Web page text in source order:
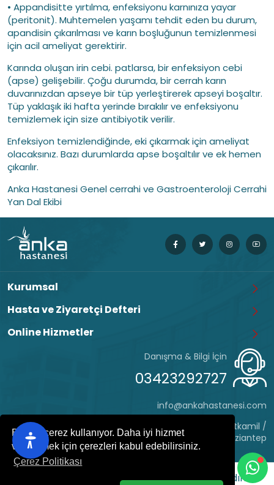
Bu site çerez kullanıyor. Daha iyi hizmet
verebilmek için çerezleri kabul edebilirsiniz.
Çerez Politikası
• Appandisitte yırtılma, enfeksiyonu karnınıza yayar
(peritonit). Muhtemelen yaşamı tehdit eden bu durum,
apandisin çıkarılması ve karın boşluğunun temizlenmesi
için acil ameliyat gerektirir.
Karında oluşan irin cebi. patlarsa, bir enfeksiyon cebi
(apse) gelişebilir. Çoğu durumda, bir cerrah karın
duvarınızdan apseye bir tüp yerleştirerek apseyi boşaltır.
Tüp yaklaşık iki hafta yerinde bırakılır ve enfeksiyonu
temizlemek için size antibiyotik verilir.
Enfeksiyon temizlendiğinde, eki çıkarmak için ameliyat
olacaksınız. Bazı durumlarda apse boşaltılır ve ek hemen
çıkarılır.
Anka Hastanesi Genel cerrahi ve Gastroenteroloji Cerrahi
Yan Dal Ekibi
Kurumsal
Hasta ve Ziyaretçi Defteri
Online Hizmetler
Danışma & Bilgi İçin
03423292727
info@ankahastanesi.com
Eyüp Sultan Mh. Hafız Tevfik Cd. No:162 Şehitkamil /
Gaziantep
© 2022 - Her hakkı saklıdır.